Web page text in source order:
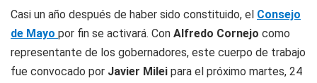
Casi un año después de haber sido constituido, el Consejo
de Mayo por fin se activará. Con Alfredo Cornejo como
representante de los gobernadores, este cuerpo de trabajo
fue convocado por Javier Milei para el próximo martes, 24